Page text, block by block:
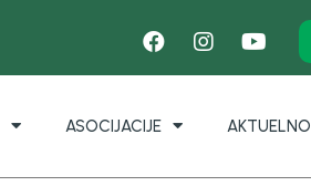
ASOCIJACIJE AKTUELNO